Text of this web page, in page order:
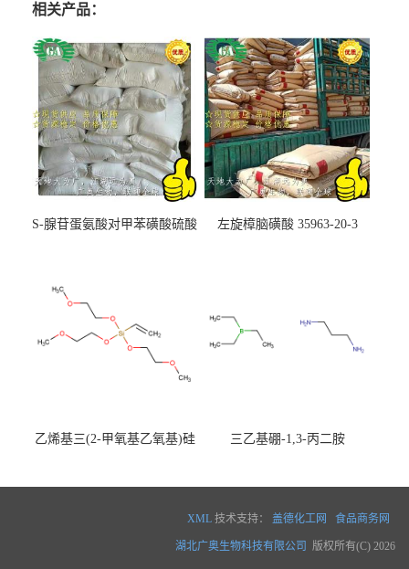
相关产品：
S-腺苷蛋氨酸对甲苯磺酸硫酸
左旋樟脑磺酸 35963-20-3
乙烯基三(2-甲氧基乙氧基)硅
三乙基硼-1,3-丙二胺
XML 技术支持： 盖德化工网 食品商务网
湖北广奥生物科技有限公司 版权所有(C) 2026